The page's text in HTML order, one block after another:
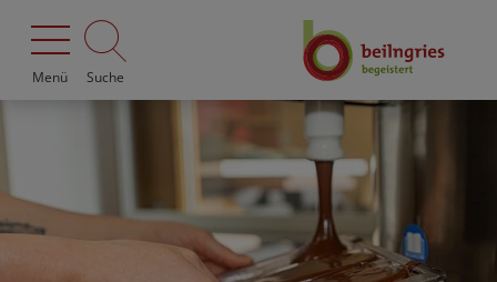
Menü Suche